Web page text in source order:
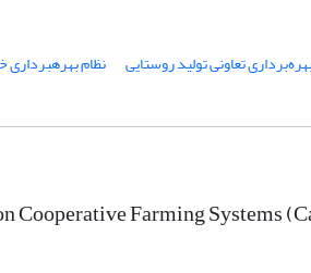
تعاونی تولید روستایی
نظام بهره‎برداری خانوادگی
Farming Systems